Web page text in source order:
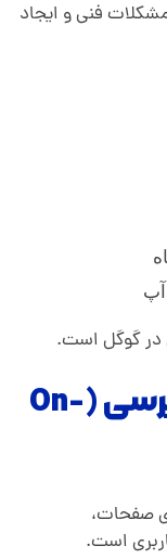
فنی و ایجاد
در گوگل است.
۲. سئو داخلی سایت وردپرسی (On-
صفحات،
است.